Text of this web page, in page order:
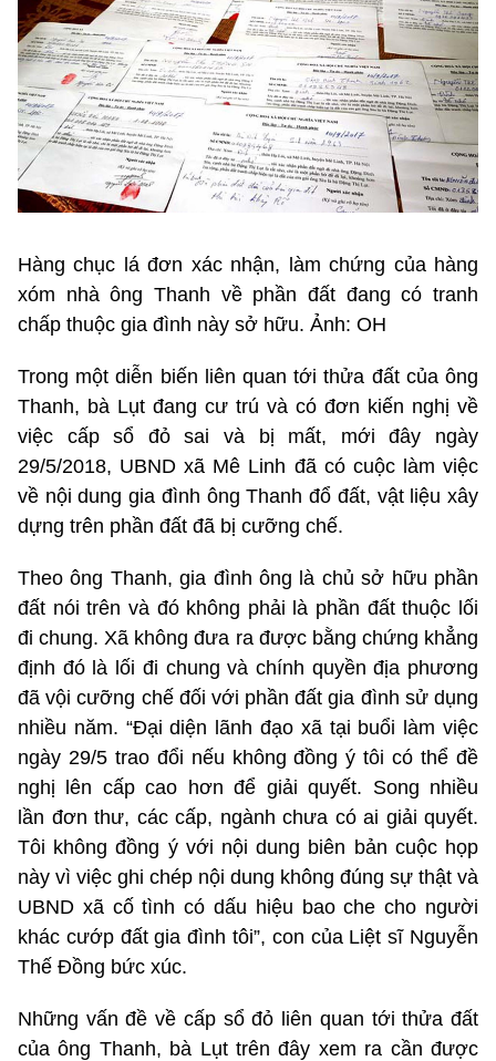
Hàng chục lá đơn xác nhận, làm chứng của hàng
xóm nhà ông Thanh về phần đất đang có tranh
chấp thuộc gia đình này sở hữu. Ảnh: OH
Trong một diễn biến liên quan tới thửa đất của ông
Thanh, bà Lụt đang cư trú và có đơn kiến nghị về
việc cấp sổ đỏ sai và bị mất, mới đây ngày
29/5/2018, UBND xã Mê Linh đã có cuộc làm việc
về nội dung gia đình ông Thanh đổ đất, vật liệu xây
dựng trên phần đất đã bị cưỡng chế.
Theo ông Thanh, gia đình ông là chủ sở hữu phần
đất nói trên và đó không phải là phần đất thuộc lối
đi chung. Xã không đưa ra được bằng chứng khẳng
định đó là lối đi chung và chính quyền địa phương
đã vội cưỡng chế đối với phần đất gia đình sử dụng
nhiều năm. “Đại diện lãnh đạo xã tại buổi làm việc
ngày 29/5 trao đổi nếu không đồng ý tôi có thể đề
nghị lên cấp cao hơn để giải quyết. Song nhiều
lần đơn thư, các cấp, ngành chưa có ai giải quyết.
Tôi không đồng ý với nội dung biên bản cuộc họp
này vì việc ghi chép nội dung không đúng sự thật và
UBND xã cố tình có dấu hiệu bao che cho người
khác cướp đất gia đình tôi”, con của Liệt sĩ Nguyễn
Thế Đồng bức xúc.
Những vấn đề về cấp sổ đỏ liên quan tới thửa đất
của ông Thanh, bà Lụt trên đây xem ra cần được